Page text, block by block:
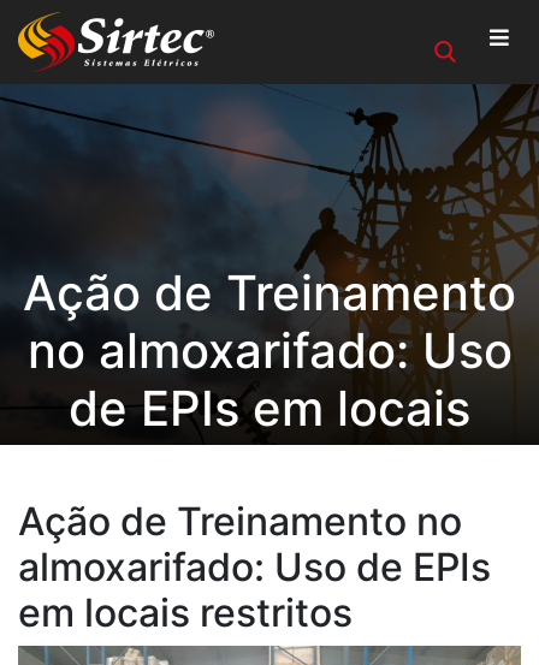
Ação de Treinamento
no almoxarifado: Uso
de EPIs em locais
Ação de Treinamento no
almoxarifado: Uso de EPIs
em locais restritos